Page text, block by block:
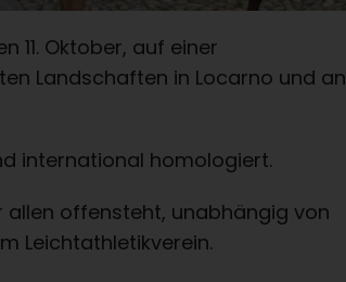
11. Oktober, auf einer
Landschaften in Locarno und an
international homologiert.
allen offensteht, unabhängig von
Leichtathletikverein.